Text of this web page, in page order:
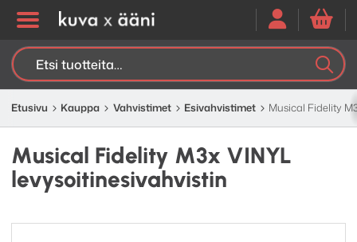
Etsi:
Etusivu Kauppa Vahvistimet Esivahvistimet Musical Fidelity
Musical Fidelity M3x VINYL
levysoitinesivahvistin